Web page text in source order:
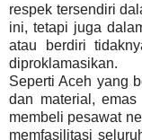
respek tersendiri
ini, tetapi juga
atau berdiri
diproklamasikan.
Seperti Aceh yang
dan material,
membeli pesawat
memfasilitasi